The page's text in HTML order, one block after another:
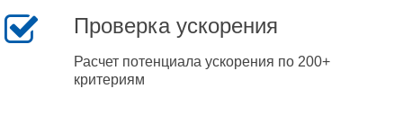
Проверка ускорения
Расчет потенциала ускорения по 200+
критериям